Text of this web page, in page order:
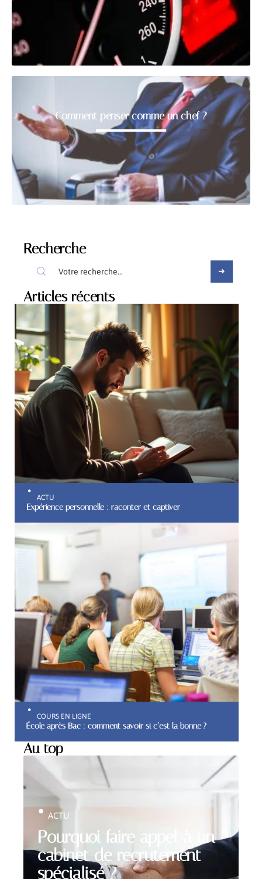
Comment penser comme un chef ?
Recherche
Articles récents
ACTU
Expérience personnelle : raconter et captiver
COURS EN LIGNE
École après Bac : comment savoir si c’est la bonne ?
Au top
Pourquoi faire appel à un
cabinet de recrutement
spécialisé ?
ACTU